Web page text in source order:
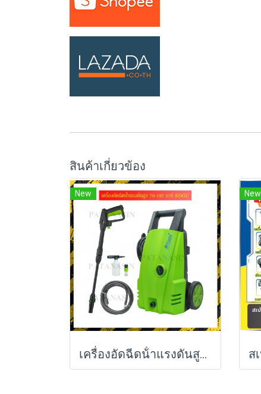
สินค้าเกี่ยวข้อง
New
เครื่องอัดฉีดน้ําแรงดันสูง 70-105 บาร์ KOGU
New